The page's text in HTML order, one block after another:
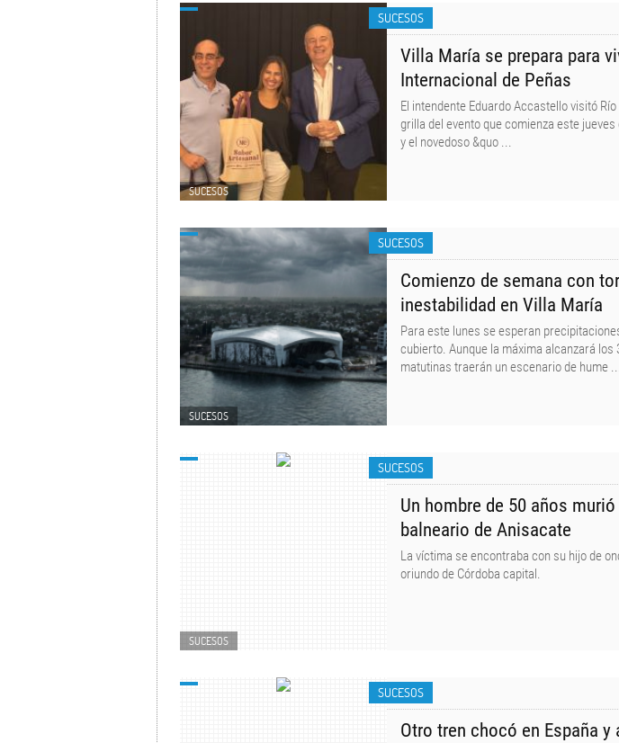
SUCESOS
SUCESOS
Villa María se prepara para
Internacional de Peñas
​El intendente Eduardo Accastello visitó
grilla del evento que comienza este
y el novedoso &quo ...
SUCESOS
SUCESOS
Comienzo de semana con
inestabilidad en Villa María
Para este lunes se esperan
cubierto. Aunque la máxima alcanzará
matutinas traerán un escenario de hume
SUCESOS
SUCESOS
Un hombre de 50 años
balneario de Anisacate
La víctima se encontraba con su hijo de
oriundo de Córdoba capital.
SUCESOS
Otro tren chocó en España